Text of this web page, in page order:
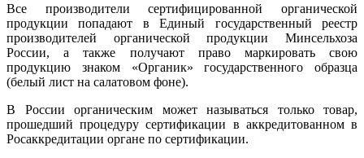
Все производители сертифицированной органической
продукции попадают в Единый государственный реестр
производителей органической продукции Минсельхоза
России, а также получают право маркировать свою
продукцию знаком «Органик» государственного образца
(белый лист на салатовом фоне).
В России органическим может называться только товар,
прошедший процедуру сертификации в аккредитованном в
Росаккредитации органе по сертификации.